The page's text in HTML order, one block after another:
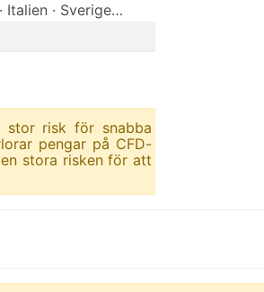
Italien · Sverige…
stor risk för snabba
pengar på CFD-
stora risken för att